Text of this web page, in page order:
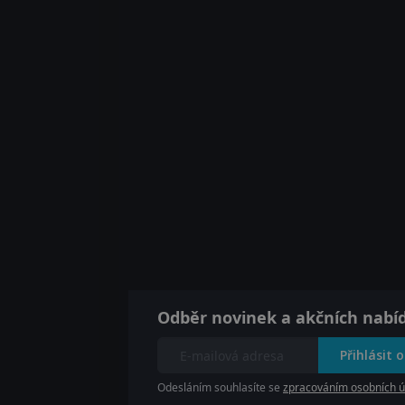
Odběr novinek a akčních
Přihlásit
Odesláním souhlasíte se zpracováním osobních